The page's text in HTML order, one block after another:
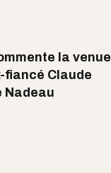
la venue
fiancé Claude
Nadeau